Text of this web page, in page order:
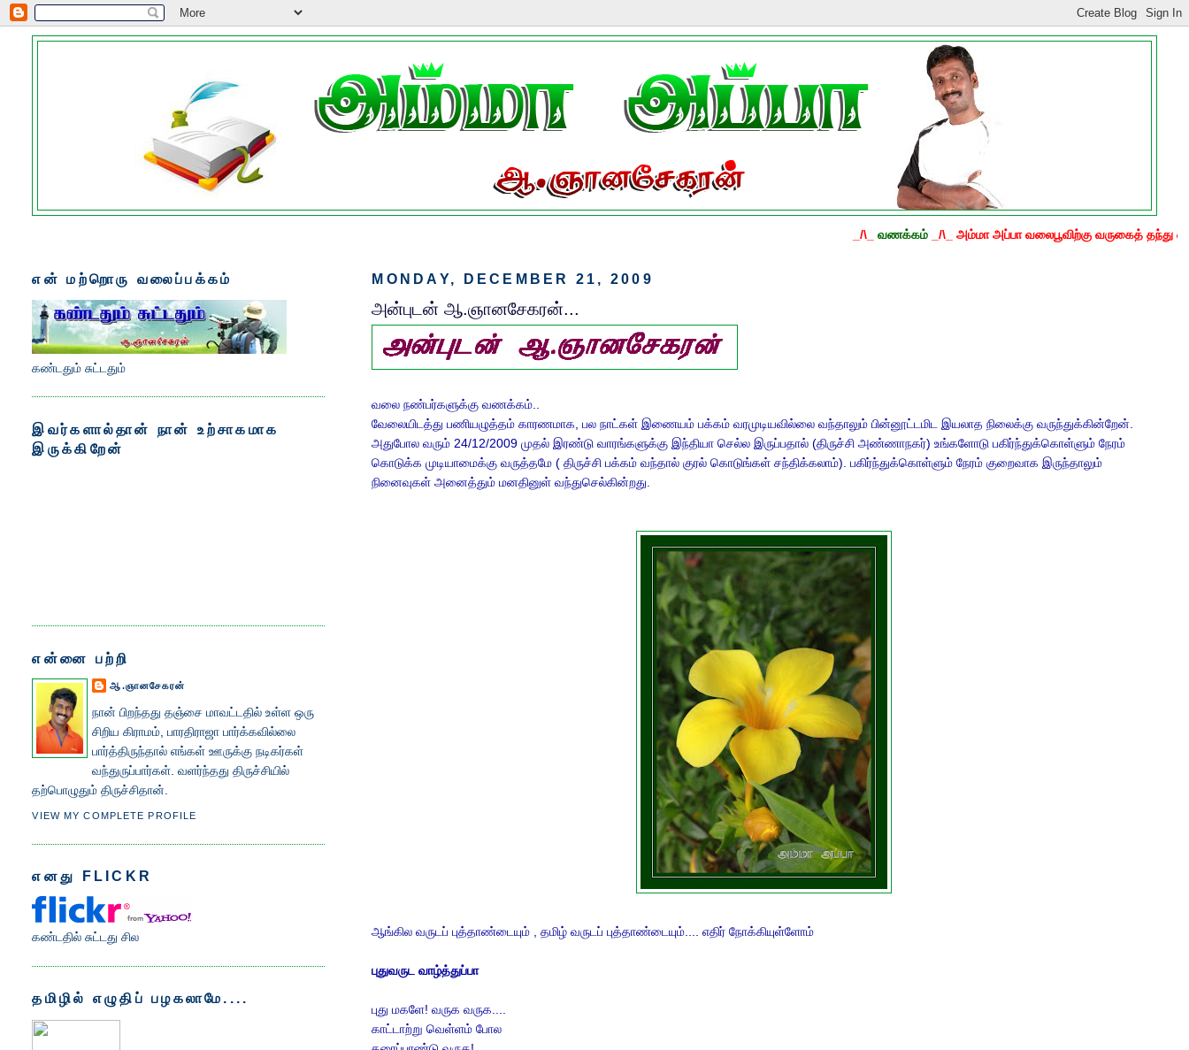
வணக்கம் _/\_ அம்மா அப்பா வலைபூவிற்கு வருகைத் தந்து என்னை
MONDAY, DECEMBER 21, 2009
அன்புடன் ஆ.ஞானசேகரன்...
வலை நண்பர்களுக்கு வணக்கம்..
வேலையிடத்து பணியழுத்தம் காரணமாக, பல நாட்கள் இணையம் பக்கம் வரமுடியவில்லை வந்தாலும் பின்னூட்டமிட இயலாத நிலைக்கு வருந்துக்கின்றேன்.
அதுபோல வரும் 24/12/2009 முதல் இரண்டு வாரங்களுக்கு இந்தியா செல்ல இருப்பதால் (திருச்சி அண்ணாநகர்) உங்களோடு பகிர்ந்துக்கொள்ளும் நேரம்
கொடுக்க முடியாமைக்கு வருத்தமே ( திருச்சி பக்கம் வந்தால் குரல் கொடுங்கள் சந்திக்கலாம்). பகிர்ந்துக்கொள்ளும் நேரம் குறைவாக இருந்தாலும்
நினைவுகள் அனைத்தும் மனதினுள் வந்துசெல்கின்றது.
ஆங்கில வருடப் புத்தாண்டையும் , தமிழ் வருடப் புத்தாண்டையும்.... எதிர் நோக்கியுள்ளோம்
புதுவருட வாழ்த்துப்பா
புது மகளே! வருக வருக....
காட்டாற்று வெள்ளம் போல
என் மற்றொரு வலைப்பக்கம்
கண்டதும் சுட்டதும்
இவர்களால்தான் நான் உற்சாகமாக
இருக்கிறேன்
என்னை பற்றி
ஆ.ஞானசேகரன்
நான் பிறந்தது தஞ்சை மாவட்டதில் உள்ள ஒரு
சிறிய கிராமம், பாரதிராஜா பார்க்கவில்லை
பார்த்திருந்தால் எங்கள் ஊருக்கு நடிகர்கள்
வந்துருப்பார்கள். வளர்ந்தது திருச்சியில்
தற்பொழுதும் திருச்சிதான்.
VIEW MY COMPLETE PROFILE
எனது FLICKR
கண்டதில் சுட்டது சில
தமிழில் எழுதிப் பழகலாமே....